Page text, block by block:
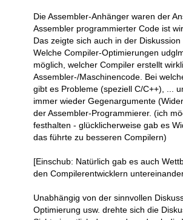
Die Assembler-Anhänger waren der
Assembler programmierter Code ist
Das zeigte sich auch in der Diskussion
Welche Compiler-Optimierungen
möglich, welcher Compiler erstellt
Assembler-/Maschinencode. Bei
gibt es Probleme (speziell C/C++), ...
immer wieder Gegenargumente
der Assembler-Programmierer. (ich
festhalten - glücklicherweise gab es
das führte zu besseren Compilern)
[Einschub: Natürlich gab es auch
den Compilerentwicklern
Unabhängig von der sinnvollen
Optimierung usw. drehte sich die